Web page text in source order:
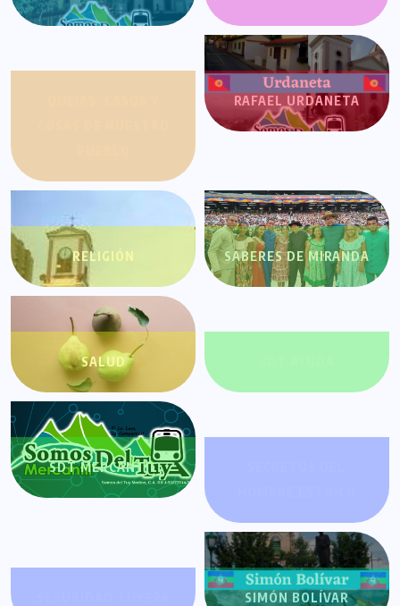
RAFAEL URDANETA
RELIGIÓN SABERES DE MIRANDA
SALUD
SDT MERCANTIL
SIMÓN BOLÍVAR